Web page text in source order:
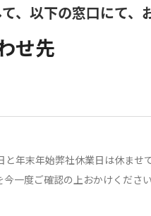
、以下の窓口にて、
せ先
年末年始弊社休業日は休ませ
一度ご確認の上おかけください